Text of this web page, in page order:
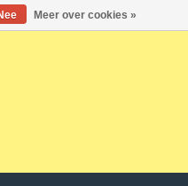
Meer over cookies »